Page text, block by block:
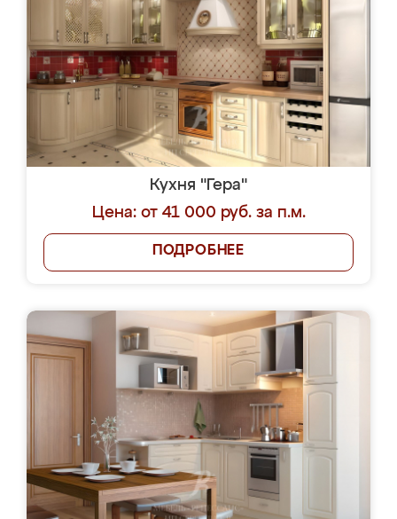
Кухня "Гера"
Цена: от 41 000 руб. за п.м.
ПОДРОБНЕЕ